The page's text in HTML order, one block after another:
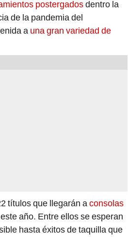
postergadosdentro la
de la pandemia del
a una gran variedad de
títulos que llegarán aconsolas
año. Entre ellos se esperan
hasta éxitos de taquilla que